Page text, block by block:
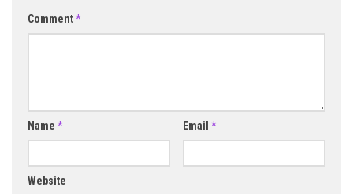
Comment*
Name * Email *
Website